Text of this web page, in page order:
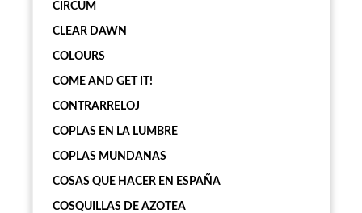
CIRCUM
CLEAR DAWN
COLOURS
COME AND GET IT!
CONTRARRELOJ
COPLAS EN LA LUMBRE
COPLAS MUNDANAS
COSAS QUE HACER EN ESPAÑA
COSQUILLAS DE AZOTEA